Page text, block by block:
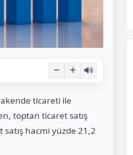
ticareti ile
toptan ticaret satış
hacmi yüzde 21,2